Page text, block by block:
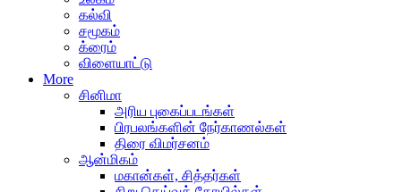
கல்வி
சமூகம்
க்ரைம்
விளையாட்டு
More
சினிமா
அரிய புகைப்படங்கள்
பிரபலங்களின் நேர்காணல்கள்
திரை விமர்சனம்
ஆன்மிகம்
மகான்கள், சித்தர்கள்